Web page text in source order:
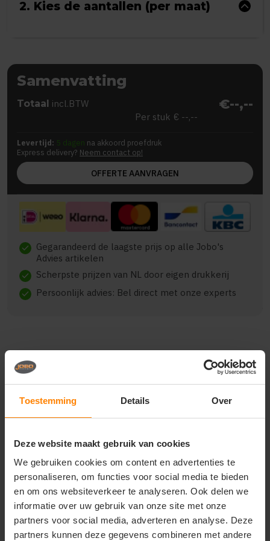
Toestemming Details Over
Deze website maakt gebruik van cookies
We gebruiken cookies om content en advertenties te
personaliseren, om functies voor social media te bieden
en om ons websiteverkeer te analyseren. Ook delen we
informatie over uw gebruik van onze site met onze
partners voor social media, adverteren en analyse. Deze
partners kunnen deze gegevens combineren met andere
2. Kies de aantallen (per maat)
Samenvatting
Totaal incl.BTW €--,--
Per stuk € --,--
Levertijd: 5 dagen na akkoord proefdruk
Express delivery? Neem contact op!
OFFERTE AANVRAGEN
check Gegarandeerd de laagste prijs op alle Jobo's
Advies artikelen
check Scherpste prijzen van NL door eigen drukkerij
check Persoonlijk advies: Bel direct met onze experts
Beschrijving
100% Polyester220 gsm. De kwaliteit biedt een
goede balans tussen draagcomfort en duurzaamheid.
Geschikt voor dagelijks gebruik, bedrijfskleding en
promotionele toepassingen. Verkrijgbaar in diverse
varianten en maten.